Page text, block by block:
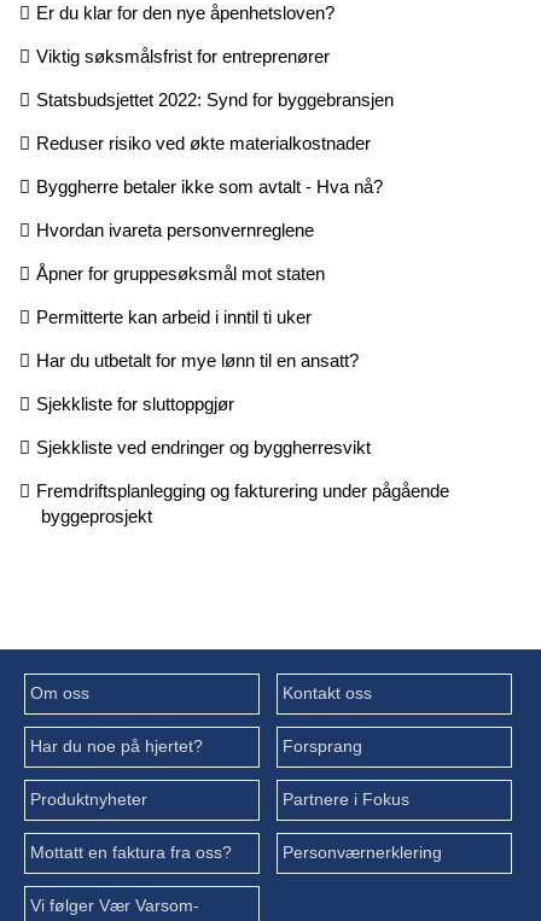
Er du klar for den nye åpenhetsloven?
Viktig søksmålsfrist for entreprenører
Statsbudsjettet 2022: Synd for byggebransjen
Reduser risiko ved økte materialkostnader
Byggherre betaler ikke som avtalt - Hva nå?
Hvordan ivareta personvernreglene
Åpner for gruppesøksmål mot staten
Permitterte kan arbeid i inntil ti uker
Har du utbetalt for mye lønn til en ansatt?
Sjekkliste for sluttoppgjør
Sjekkliste ved endringer og byggherresvikt
Fremdriftsplanlegging og fakturering under pågående
byggeprosjekt
Om oss Kontakt oss
Har du noe på hjertet? Forsprang
Produktnyheter Partnere i Fokus
Mottatt en faktura fra oss? Personværnerklering
Vi følger Vær Varsom-